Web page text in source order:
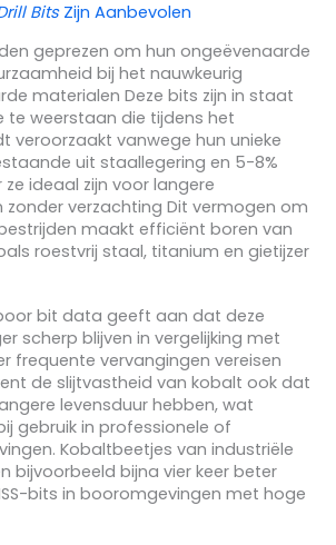
BitsZijn Aanbevolen
geprezen om hun ongeëvenaarde
bij het nauwkeurig
materialen Deze bits zijn in staat
te weerstaan die tijdens het
veroorzaakt vanwege hun unieke
uit staallegering en 5-8%
ideaal zijn voor langere
zonder verzachting Dit vermogen om
maakt efficiënt boren van
roestvrij staal, titanium en gietijzer
bit data geeft aan dat deze
scherp blijven in vergelijking met
frequente vervangingen vereisen
de slijtvastheid van kobalt ook dat
levensduur hebben, wat
gebruik in professionele of
Kobaltbeetjes van industriële
bijvoorbeeld bijna vier keer beter
bits in booromgevingen met hoge